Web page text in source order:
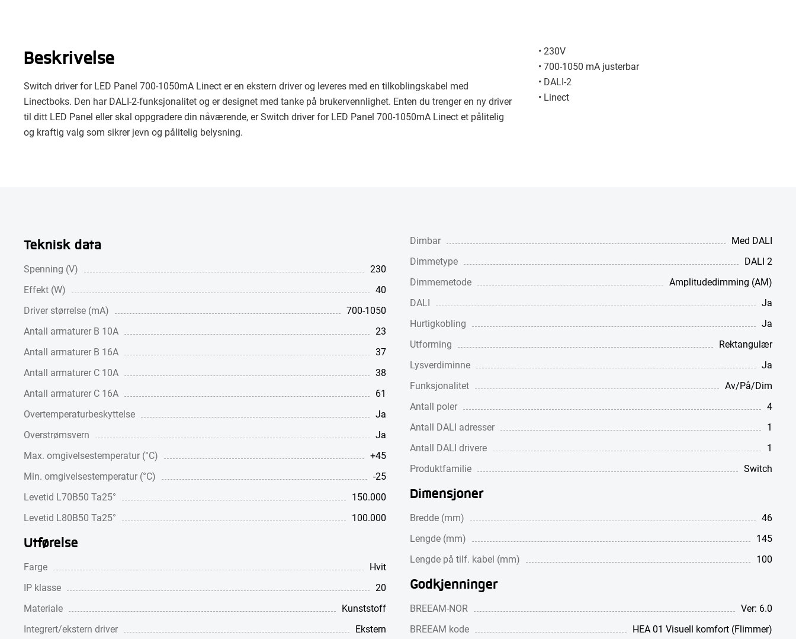
Beskrivelse
Switch driver for LED Panel 700-1050mA Linect er en ekstern driver og leveres med en tilkoblingskabel med
Linectboks. Den har DALI-2-funksjonalitet og er designet med tanke på brukervennlighet. Enten du trenger en ny driver
til ditt LED Panel eller skal oppgradere din nåværende, er Switch driver for LED Panel 700-1050mA Linect et pålitelig
og kraftig valg som sikrer jevn og pålitelig belysning.
• 230V
• 700-1050 mA justerbar
• DALI-2
• Linect
Teknisk data
Spenning (V)
230
Effekt (W)
40
Driver størrelse (mA)
700-1050
Antall armaturer B 10A
23
Antall armaturer B 16A
37
Antall armaturer C 10A
38
Antall armaturer C 16A
61
Overtemperaturbeskyttelse
Ja
Overstrømsvern
Ja
Max. omgivelsestemperatur (°C)
+45
Min. omgivelsestemperatur (°C)
-25
Levetid L70B50 Ta25°
150.000
Levetid L80B50 Ta25°
100.000
Utførelse
Farge
Hvit
IP klasse
20
Materiale
Kunststoff
Integrert/ekstern driver
Ekstern
Dimbar
Med DALI
Dimmetype
DALI 2
Dimmemetode
Amplitudedimming (AM)
DALI
Ja
Hurtigkobling
Ja
Utforming
Rektangulær
Lysverdiminne
Ja
Funksjonalitet
Av/På/Dim
Antall poler
4
Antall DALI adresser
1
Antall DALI drivere
1
Produktfamilie
Switch
Dimensjoner
Bredde (mm)
46
Lengde (mm)
145
Lengde på tilf. kabel (mm)
100
Godkjenninger
BREEAM-NOR
Ver: 6.0
BREEAM kode
HEA 01 Visuell komfort (Flimmer)